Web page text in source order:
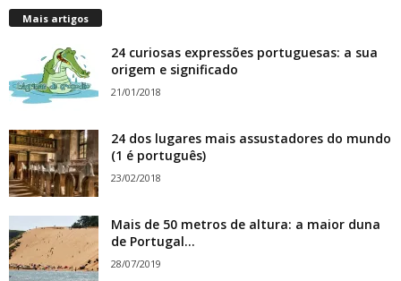
Mais artigos
24 curiosas expressões portuguesas: a sua
origem e significado
21/01/2018
24 dos lugares mais assustadores do mundo
(1 é português)
23/02/2018
Mais de 50 metros de altura: a maior duna
de Portugal...
28/07/2019